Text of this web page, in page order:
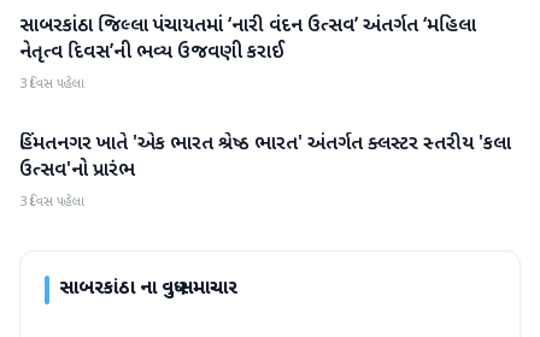
સાબરકાંઠા
સાબરકાંઠા જિલ્લા પંચાયતમાં ‘નારી વંદન ઉત્સવ’ અંતર્ગત ‘મહિલા
નેતૃત્વ દિવસ’ની ભવ્ય ઉજવણી કરાઈ
3 દિવસ પહેલા
સાબરકાંઠા
હિંમતનગર ખાતે 'એક ભારત શ્રેષ્ઠ ભારત' અંતર્ગત ક્લસ્ટર સ્તરીય 'કલા
ઉત્સવ'નો પ્રારંભ
3 દિવસ પહેલા
સાબરકાંઠાના વધુ સમાચાર